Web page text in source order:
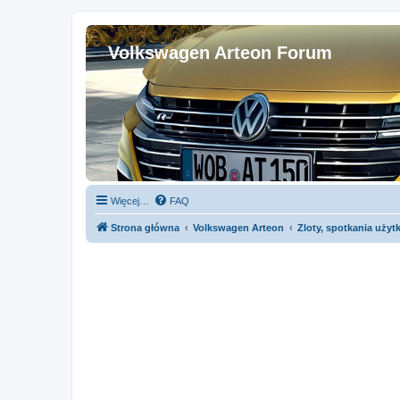
Volkswagen Arteon Forum
Więcej… FAQ
Strona główna Volkswagen Arteon Zloty, spotkania